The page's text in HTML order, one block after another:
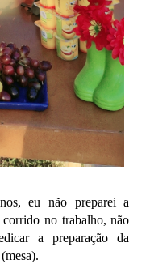
eu não preparei a
no trabalho, não
a preparação da